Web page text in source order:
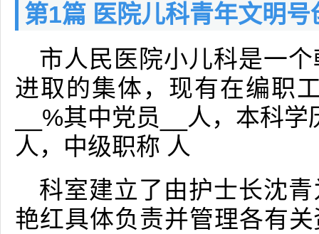
第1篇 医院儿科青年文明
市人民医院小儿科是一
进取的集体，现有在编职
__%其中党员__人，本科
人，中级职称 人
科室建立了由护士长沈
艳红具体负责并管理各有